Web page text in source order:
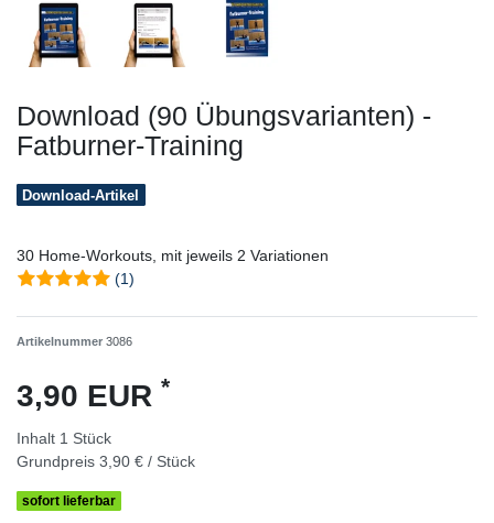
Download (90 Übungsvarianten) -
Fatburner-Training
Download-Artikel
30 Home-Workouts, mit jeweils 2 Variationen
(1)
Artikelnummer 3086
3,90 EUR *
Inhalt 1 Stück
Grundpreis 3,90 € / Stück
sofort lieferbar